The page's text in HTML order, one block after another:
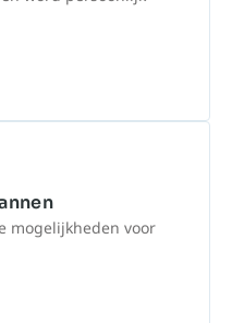
mogelijkheden voor